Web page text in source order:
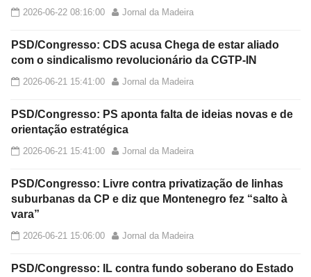
2026-06-22 08:16:00 Jornal da Madeira
PSD/Congresso: CDS acusa Chega de estar aliado
com o sindicalismo revolucionário da CGTP-IN
2026-06-21 15:41:00 Jornal da Madeira
PSD/Congresso: PS aponta falta de ideias novas e de
orientação estratégica
2026-06-21 15:41:00 Jornal da Madeira
PSD/Congresso: Livre contra privatização de linhas
suburbanas da CP e diz que Montenegro fez “salto à
vara”
2026-06-21 15:06:00 Jornal da Madeira
PSD/Congresso: IL contra fundo soberano do Estado